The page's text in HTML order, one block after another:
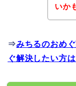
いか
⇒みちるのおめ
ぐ解決したい方